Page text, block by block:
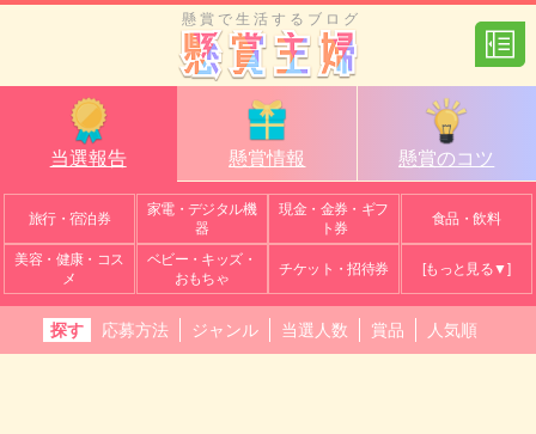
懸賞で生活するブログ
当選報告 懸賞情報 懸賞のコツ
旅行・宿泊券
家電・デジタル機
器
現金・金券・ギフ
ト券
食品・飲料
美容・健康・コス
メ
ベビー・キッズ・
おもちゃ
チケット・招待券 [もっと見る▼]
探す 応募方法 ジャンル 当選人数 賞品 人気順